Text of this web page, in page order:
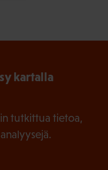
kartalla
tutkittua tietoa,